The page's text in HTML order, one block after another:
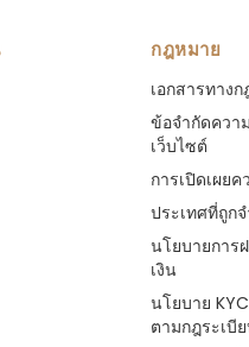
กฎหมาย
เอกสารทาง
ข้อจำกัดควา
เว็บไซต์
การเปิดเผยค
ประเทศที่ถูก
นโยบายการ
เงิน
นโยบาย
ตามกฎระเบี